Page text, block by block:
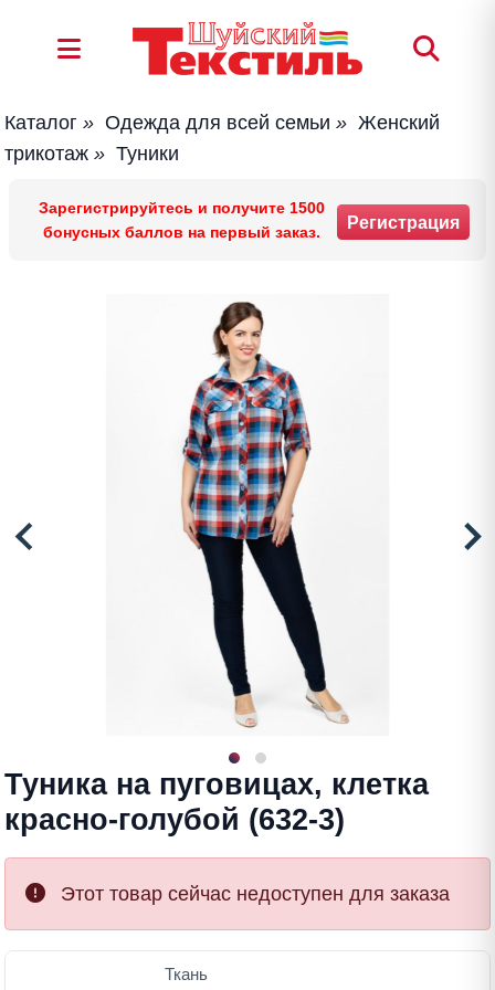
Каталог » Одежда для всей семьи » Женский
трикотаж » Туники
Зарегистрируйтесь и получите 1500
бонусных баллов на первый заказ.
Регистрация
Туника на пуговицах, клетка
красно-голубой (632-3)
Этот товар сейчас недоступен для заказа
Ткань